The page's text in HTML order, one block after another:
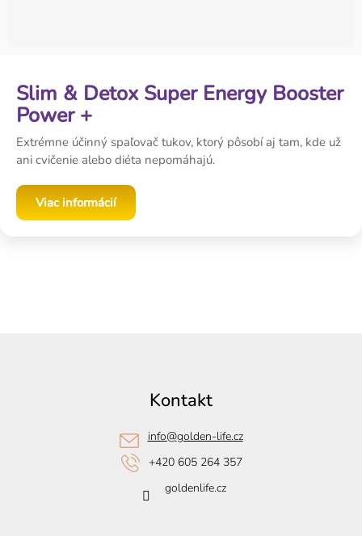
Slim & Detox Super Energy Booster
Power +
Extrémne účinný spaľovač tukov, ktorý pôsobí aj tam, kde už
ani cvičenie alebo diéta nepomáhajú.
Viac informácií
Kontakt
info@golden-life.cz
+420 605 264 357
goldenlife.cz